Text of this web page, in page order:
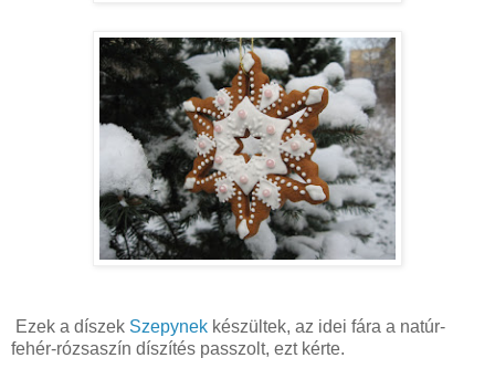
Ezek a díszek Szepynek készültek, az idei fára a natúr-
fehér-rózsaszín díszítés passzolt, ezt kérte.